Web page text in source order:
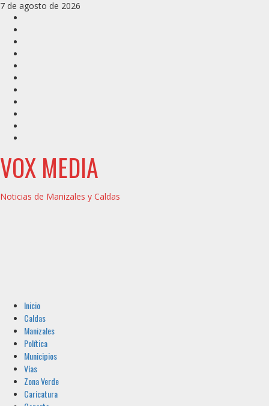
Saltar
contenido
7 de agosto de 2026
VOX MEDIA
Noticias de Manizales y Caldas
Menú
principal
Inicio
Caldas
Manizales
Política
Municipios
Vías
Zona Verde
Caricatura